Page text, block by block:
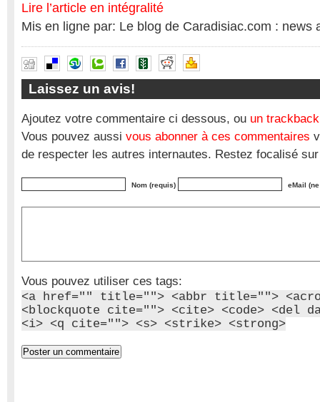
Lire l’article en intégralité
Mis en ligne par: Le blog de Caradisiac.com : news
Laissez un avis!
Ajoutez votre commentaire ci dessous, ou un trackback
Vous pouvez aussi vous abonner à ces commentaires
de respecter les autres internautes. Restez focalisé
Nom (requis) eMail
Vous pouvez utiliser ces tags:
<a href="" title=""> <abbr title="">
<blockquote cite=""> <cite> <code> <del
<i> <q cite=""> <s> <strike> <strong>